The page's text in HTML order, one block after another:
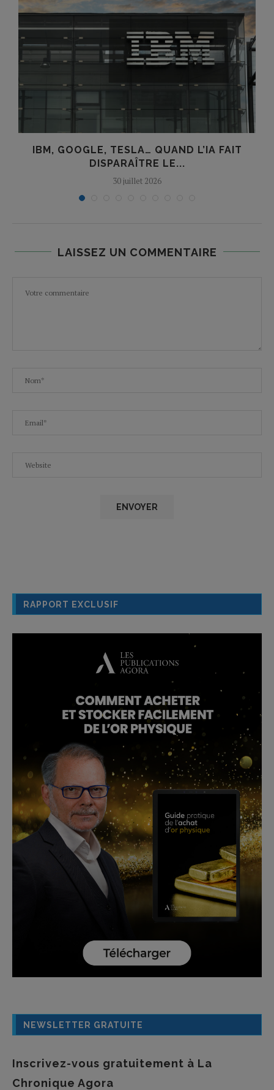
IBM, GOOGLE, TESLA… QUAND L’IA FAIT
DISPARAÎTRE LE...
30 juillet 2026
LAISSEZ UN COMMENTAIRE
RAPPORT EXCLUSIF
NEWSLETTER GRATUITE
Inscrivez-vous gratuitement à La
Chronique Agora